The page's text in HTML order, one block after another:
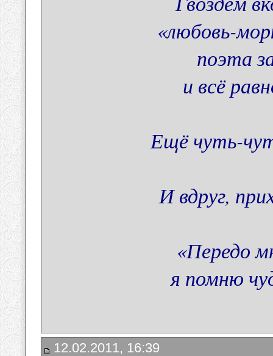
«любовь-
поэта
и всё
Ещё чуть-
И вдруг,
«Передо
я помню
12.02.2011, 16:39